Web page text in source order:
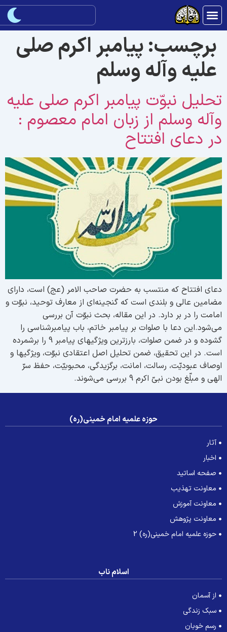
برچسب:پيامبر اكرم صلی
علیه وآله وسلم
نبوّت پيامبر اكرم صلی علیه
وسلم از زبان امام معصوم :
دعاى افتتاح
افتتاح كه منتسب به حضرت صاحب الامر (عج) است، داراى
عالى و بلندى است كه گنجينه‌اى از معارف توحيد، نبوّت و
را در بر دارد. در اين مقاله، بحث نبوّت آن بررسى
دعا با صلوات بر پيامبر خاتم، باب پيامبرشناسى را
گشوده و در ضمن صلوات، بارزترين ويژگيهاى پيامبر 9 را برشمرده
در اين تحقيق، ضمن تحليل اصل اعتقادى نبوّت، ويژگيها و
عبوديّت، رسالت، امانت، برگزيدگى، محبوبيّت، حفظ سرّ
و مبلّغ بودن نبىّ اكرم 9 بررسى مى‌شوند.
حوزه علمیه امام خمینی(ره)
آثار
اخبار
صفحه اساتید
معاونت تهذیب
معاونت آموزش
معاونت پژوهش
حوزه علمیه امام خمینی(ره) 2
اسلام ناب
از آسمان
سبک زندگی
رسم خوبان